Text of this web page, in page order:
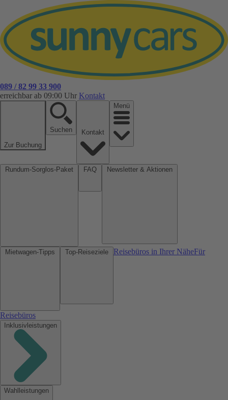
089 / 82 99 33 900
erreichbar ab 09:00 Uhr Kontakt
Zur Buchung
Suchen
Menü
Reisebüros in Ihrer NäheFür
Reisebüros
Inklusivleistungen
Wahlleistungen